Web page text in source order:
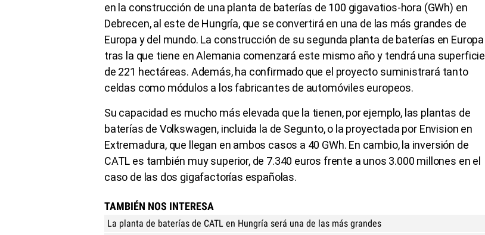
en la construcción de una planta de baterías de 100 gigavatios-hora (GWh) en
Debrecen, al este de Hungría, que se convertirá en una de las más grandes de
Europa y del mundo. La construcción de su segunda planta de baterías en Europa
tras la que tiene en Alemania comenzará este mismo año y tendrá una superficie
de 221 hectáreas. Además, ha confirmado que el proyecto suministrará tanto
celdas como módulos a los fabricantes de automóviles europeos.
Su capacidad es mucho más elevada que la tienen, por ejemplo, las plantas de
baterías de Volkswagen, incluida la de Segunto, o la proyectada por Envision en
Extremadura, que llegan en ambos casos a 40 GWh. En cambio, la inversión de
CATL es también muy superior, de 7.340 euros frente a unos 3.000 millones en el
caso de las dos gigafactorías españolas.
TAMBIÉN NOS INTERESA
La planta de baterías de CATL en Hungría será una de las más grandes